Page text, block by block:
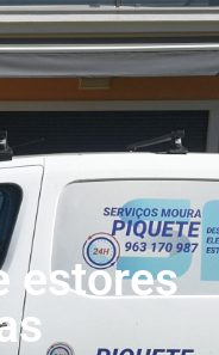
estores